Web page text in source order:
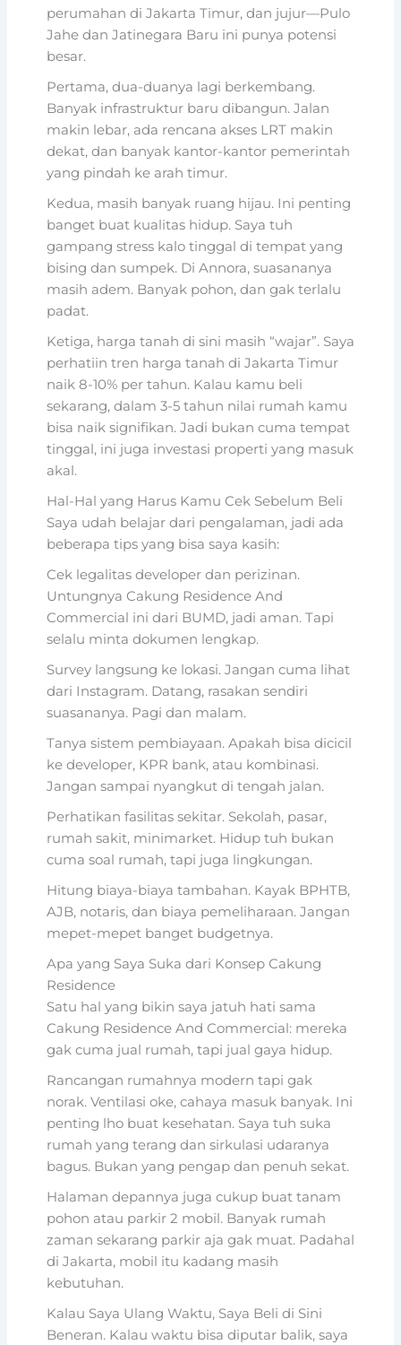
perumahan di Jakarta Timur, dan jujur—Pulo
Jahe dan Jatinegara Baru ini punya potensi
besar.
Pertama, dua-duanya lagi berkembang.
Banyak infrastruktur baru dibangun. Jalan
makin lebar, ada rencana akses LRT makin
dekat, dan banyak kantor-kantor pemerintah
yang pindah ke arah timur.
Kedua, masih banyak ruang hijau. Ini penting
banget buat kualitas hidup. Saya tuh
gampang stress kalo tinggal di tempat yang
bising dan sumpek. Di Annora, suasananya
masih adem. Banyak pohon, dan gak terlalu
padat.
Ketiga, harga tanah di sini masih “wajar”. Saya
perhatiin tren harga tanah di Jakarta Timur
naik 8-10% per tahun. Kalau kamu beli
sekarang, dalam 3-5 tahun nilai rumah kamu
bisa naik signifikan. Jadi bukan cuma tempat
tinggal, ini juga investasi properti yang masuk
akal.
Hal-Hal yang Harus Kamu Cek Sebelum Beli
Saya udah belajar dari pengalaman, jadi ada
beberapa tips yang bisa saya kasih:
Cek legalitas developer dan perizinan.
Untungnya Cakung Residence And
Commercial ini dari BUMD, jadi aman. Tapi
selalu minta dokumen lengkap.
Survey langsung ke lokasi. Jangan cuma lihat
dari Instagram. Datang, rasakan sendiri
suasananya. Pagi dan malam.
Tanya sistem pembiayaan. Apakah bisa dicicil
ke developer, KPR bank, atau kombinasi.
Jangan sampai nyangkut di tengah jalan.
Perhatikan fasilitas sekitar. Sekolah, pasar,
rumah sakit, minimarket. Hidup tuh bukan
cuma soal rumah, tapi juga lingkungan.
Hitung biaya-biaya tambahan. Kayak BPHTB,
AJB, notaris, dan biaya pemeliharaan. Jangan
mepet-mepet banget budgetnya.
Apa yang Saya Suka dari Konsep Cakung
Residence
Satu hal yang bikin saya jatuh hati sama
Cakung Residence And Commercial: mereka
gak cuma jual rumah, tapi jual gaya hidup.
Rancangan rumahnya modern tapi gak
norak. Ventilasi oke, cahaya masuk banyak. Ini
penting lho buat kesehatan. Saya tuh suka
rumah yang terang dan sirkulasi udaranya
bagus. Bukan yang pengap dan penuh sekat.
Halaman depannya juga cukup buat tanam
pohon atau parkir 2 mobil. Banyak rumah
zaman sekarang parkir aja gak muat. Padahal
di Jakarta, mobil itu kadang masih
kebutuhan.
Kalau Saya Ulang Waktu, Saya Beli di Sini
Beneran. Kalau waktu bisa diputar balik, saya